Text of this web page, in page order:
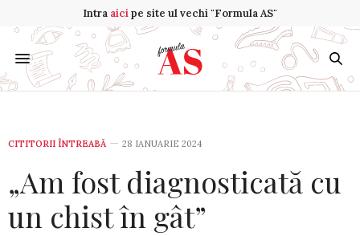
Intra aicipe site ul vechi "Formula AS"
CITITORII ÎNTREABĂ 28 IANUARIE 2024
„Am fost diagnosticată cu
un chist în gât”